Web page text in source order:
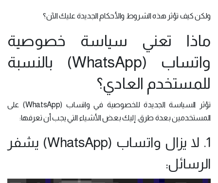
ولكن كيف تؤثر هذه الشروط والأحكام الجديدة عليك الآن؟
ماذا تعني سياسة خصوصية
واتساب (WhatsApp) بالنسبة
للمستخدم العادي؟
تؤثر السياسة الجديدة للخصوصية في واتساب (WhatsApp) على
المستخدمين بعدة طرق. إليك بعض الأشياء التي يجب أن تعرفها:
1. لا يزال واتساب (WhatsApp) يشفر
الرسائل: